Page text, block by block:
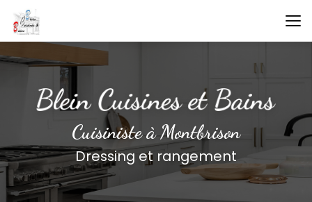
contenu
principal
Cuisiniste à Montbrison
Dressing et rangement